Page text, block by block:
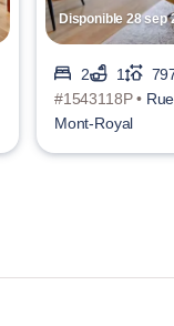
Disponible 28 sep
2 1
#1543118P •
Mont-Royal